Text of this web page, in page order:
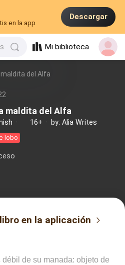
en la app
Descargar
Mi biblioteca
maldita del Alfa
maldita del Alfa
· 16+ · by: Alia Writes
lobo
en la aplicación
de su manada: objeto de